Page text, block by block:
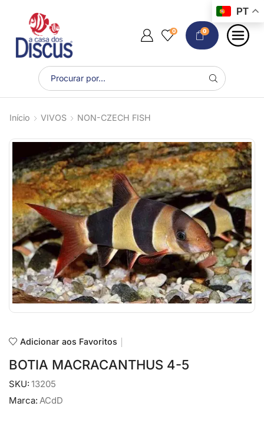
0 0
Início VIVOS NON-CZECH FISH
Adicionar aos Favoritos
BOTIA MACRACANTHUS 4-5
SKU: 13205
Marca: ACdD
PT